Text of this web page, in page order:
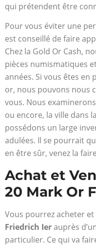
qui prétendent être
Pour vous éviter une
est conseillé de faire
Chez la Gold Or Cash,
pièces numismatiques
années. Si vous êtes en
or, nous pouvons nous
vous. Nous
ou encore, la ville dans
possédons un large
adulées. Il se pourrait
en être sûr, venez la
Achat et
20 Mark Or
Vous pourrez acheter et
Friedrich Ierauprès
particulier. Ce qui va